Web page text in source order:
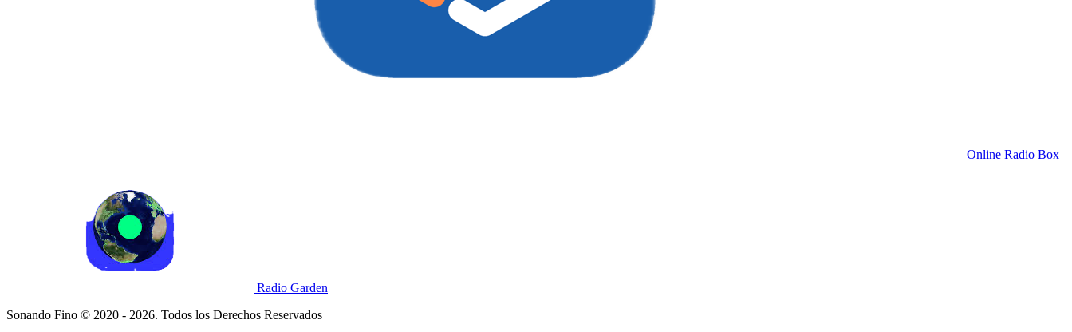
Online Radio Box
Radio Garden
Sonando Fino © 2020 - 2026. Todos los Derechos Reservados